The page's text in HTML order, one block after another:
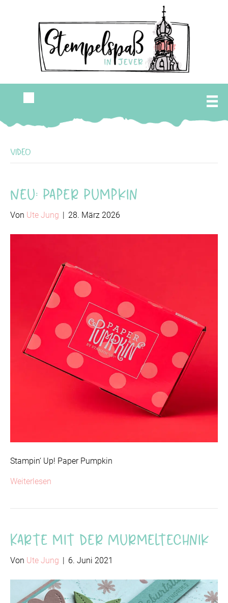
Video
Neu: Paper Pumpkin
Von Ute Jung | 28. März 2026
Stampin‘ Up! Paper Pumpkin
Weiterlesen
Karte mit der Murmeltechnik
Von Ute Jung | 6. Juni 2021